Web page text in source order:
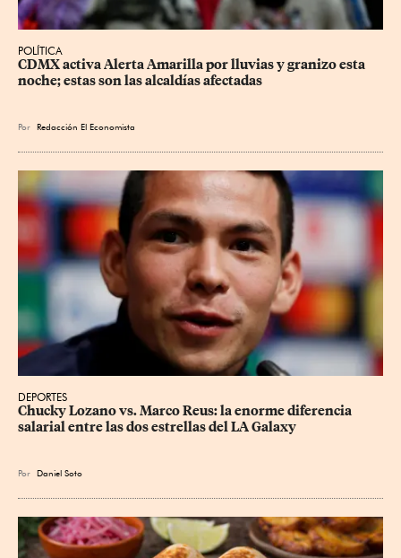
POLÍTICA
CDMX activa Alerta Amarilla por lluvias y granizo esta
noche; estas son las alcaldías afectadas
Por Redacción El Economista
DEPORTES
Chucky Lozano vs. Marco Reus: la enorme diferencia
salarial entre las dos estrellas del LA Galaxy
Por Daniel Soto